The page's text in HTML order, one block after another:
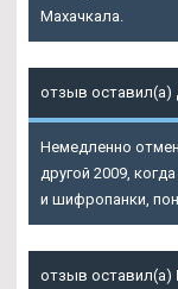
Махачкала.
отзыв оставил(а)
Немедленно
другой 2009,
и шифропанки,
отзыв оставил(а)